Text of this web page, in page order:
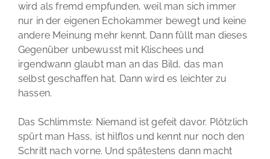
wird als fremd empfunden, weil man sich immer
nur in der eigenen Echokammer bewegt und keine
andere Meinung mehr kennt. Dann füllt man dieses
Gegenüber unbewusst mit Klischees und
irgendwann glaubt man an das Bild, das man
selbst geschaffen hat. Dann wird es leichter zu
hassen.
Das Schlimmste: Niemand ist gefeit davor. Plötzlich
spürt man Hass, ist hilflos und kennt nur noch den
Schritt nach vorne. Und spätestens dann macht